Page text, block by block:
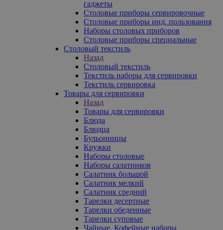
гаджеты
Столовые приборы сервировочные
Столовые приборы инд. пользования
Наборы столовых приборов
Столовые приборы специальные
Столовый текстиль
Назад
Столовый текстиль
Текстиль наборы для сервировки
Текстиль сервировка
Товары для сервировки
Назад
Товары для сервировки
Блюда
Блюдца
Бульонницы
Кружки
Наборы столовые
Наборы салатников
Салатник большой
Салатник мелкий
Салатник средний
Тарелки десертные
Тарелки обеденные
Тарелки суповые
Чайные, Кофейные наборы